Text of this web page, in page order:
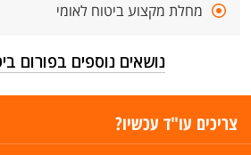
מחלת מקצוע ביטוח לאומי
נושאים נוספים בפורום
צריכים עו"ד עכשיו?